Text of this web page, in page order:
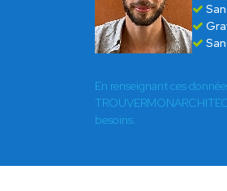
En renseignant ces
besoins.